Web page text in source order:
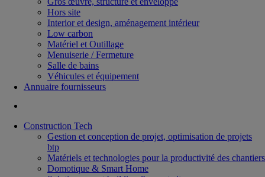
Hors site
Interior et design, aménagement intérieur
Low carbon
Matériel et Outillage
Menuiserie / Fermeture
Salle de bains
Véhicules et équipement
Annuaire fournisseurs
Construction Tech
Gestion et conception de projet, optimisation de projets
btp
Matériels et technologies pour la productivité des chantiers
Domotique & Smart Home